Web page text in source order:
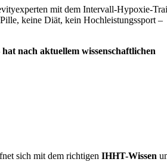
mit dem Intervall-Hypoxie-
keine Diät, kein Hochleistungssport –
nach aktuellem wissenschaftlichen
sich mit dem richtigen IHHT-Wissen